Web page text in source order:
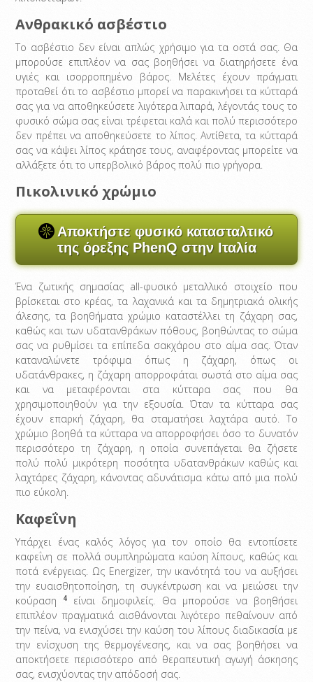
Ανθρακικό ασβέστιο
Το ασβέστιο δεν είναι απλώς χρήσιμο για τα οστά σας. Θα
μπορούσε επιπλέον να σας βοηθήσει να διατηρήσετε ένα
υγιές και ισορροπημένο βάρος. Μελέτες έχουν πράγματι
προταθεί ότι το ασβέστιο μπορεί να παρακινήσει τα κύτταρά
σας για να αποθηκεύσετε λιγότερα λιπαρά, λέγοντάς τους το
φυσικό σώμα σας είναι τρέφεται καλά και πολύ περισσότερο
δεν πρέπει να αποθηκεύσετε το λίπος. Αντίθετα, τα κύτταρά
σας να κάψει λίπος κράτησε τους, αναφέροντας μπορείτε να
αλλάξετε ότι το υπερβολικό βάρος πολύ πιο γρήγορα.
Πικολινικό χρώμιο
Αποκτήστε φυσικό κατασταλτικό
της όρεξης PhenQ στην Ιταλία
Ένα ζωτικής σημασίας all-φυσικό μεταλλικό στοιχείο που
βρίσκεται στο κρέας, τα λαχανικά και τα δημητριακά ολικής
άλεσης, τα βοηθήματα χρώμιο καταστέλλει τη ζάχαρη σας,
καθώς και των υδατανθράκων πόθους, βοηθώντας το σώμα
σας να ρυθμίσει τα επίπεδα σακχάρου στο αίμα σας. Όταν
καταναλώνετε τρόφιμα όπως η ζάχαρη, όπως οι
υδατάνθρακες, η ζάχαρη απορροφάται σωστά στο αίμα σας
και να μεταφέρονται στα κύτταρα σας που θα
χρησιμοποιηθούν για την εξουσία. Όταν τα κύτταρα σας
έχουν επαρκή ζάχαρη, θα σταματήσει λαχτάρα αυτό. Το
χρώμιο βοηθά τα κύτταρα να απορροφήσει όσο το δυνατόν
περισσότερο τη ζάχαρη, η οποία συνεπάγεται θα ζήσετε
πολύ πολύ μικρότερη ποσότητα υδατανθράκων καθώς και
λαχτάρες ζάχαρη, κάνοντας αδυνάτισμα κάτω από μια πολύ
πιο εύκολη.
Καφεΐνη
Υπάρχει ένας καλός λόγος για τον οποίο θα εντοπίσετε
καφεΐνη σε πολλά συμπληρώματα καύση λίπους, καθώς και
ποτά ενέργειας. Ως Energizer, την ικανότητά του να αυξήσει
την ευαισθητοποίηση, τη συγκέντρωση και να μειώσει την
κούραση
4
είναι δημοφιλείς. Θα μπορούσε να βοηθήσει
επιπλέον πραγματικά αισθάνονται λιγότερο πεθαίνουν από
την πείνα, να ενισχύσει την καύση του λίπους διαδικασία με
την ενίσχυση της θερμογένεσης, και να σας βοηθήσει να
αποκτήσετε περισσότερο από θεραπευτική αγωγή άσκησης
σας, ενισχύοντας την απόδοσή σας.